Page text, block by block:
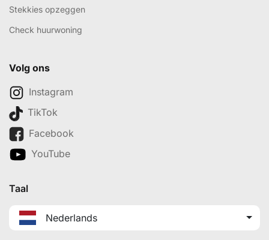
Stekkies opzeggen
Check huurwoning
Volg ons
Instagram
TikTok
Facebook
YouTube
Taal
Nederlands